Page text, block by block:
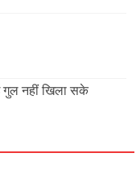
गुल नहीं खिला सके